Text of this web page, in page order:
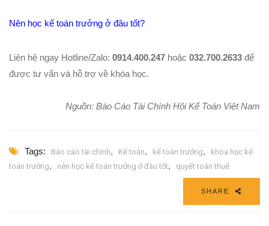
Nên học kế toán trưởng ở đâu tốt?
Liên hệ ngay Hotline/Zalo: 0914.400.247 hoặc 032.700.2633 để
được tư vấn và hỗ trợ về khóa học.
Nguồn: Báo Cáo Tài Chính Hội Kế Toán Việt Nam
Tags: Báo cáo tài chính, Kế toán, kế toán trưởng,
khóa học kế
toán trưởng, nên học kế toán trưởng ở đâu tốt, quyết toán thuế
SHARE